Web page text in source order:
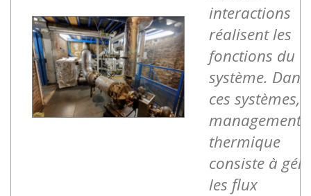
interactions
réalisent les
fonctions du
système. Dans
ces systèmes,
management
thermique
consiste à
les flux